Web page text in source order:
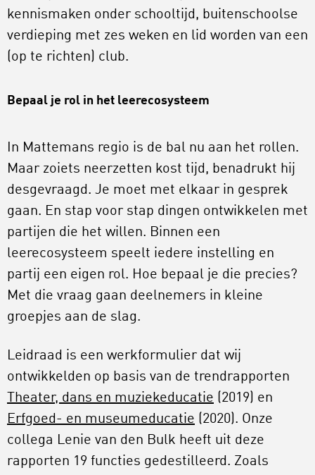
kennismaken onder schooltijd, buitenschoolse
verdieping met zes weken en lid worden van een
(op te richten) club.
Bepaal je rol in het leerecosysteem
In Mattemans regio is de bal nu aan het rollen.
Maar zoiets neerzetten kost tijd, benadrukt hij
desgevraagd. Je moet met elkaar in gesprek
gaan. En stap voor stap dingen ontwikkelen met
partijen die het willen. Binnen een
leerecosysteem speelt iedere instelling en
partij een eigen rol. Hoe bepaal je die precies?
Met die vraag gaan deelnemers in kleine
groepjes aan de slag.
Leidraad is een werkformulier dat wij
ontwikkelden op basis van de trendrapporten
Theater, dans en muziekeducatie (2019) en
Erfgoed- en museumeducatie (2020). Onze
collega Lenie van den Bulk heeft uit deze
rapporten 19 functies gedestilleerd. Zoals